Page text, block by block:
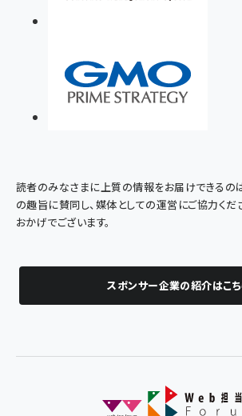
読者のみなさまに上質の情報をお届けできるの
の趣旨に賛同し、媒体としての運営にご協力くだ
おかげでございます。
スポンサー企業の紹介はこち